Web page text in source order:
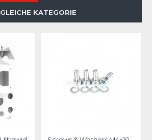
GLEICHE KATEGORIE